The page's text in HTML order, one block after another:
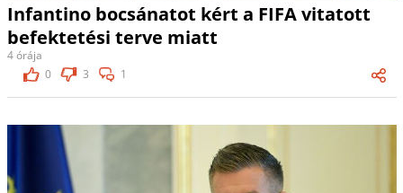
Infantino bocsánatot kért a FIFA vitatott
befektetési terve miatt
4 órája
0
3 1